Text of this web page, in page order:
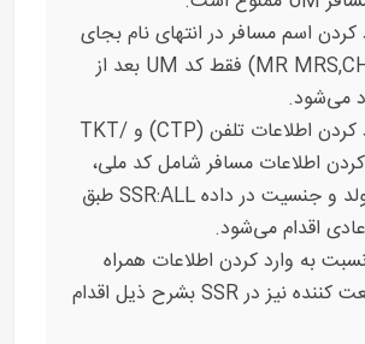
اسم مسافر در انتهای نام بجای
درج کد (MR MRS,CHINE) فقط کد UM بعد از
می‌شود.
پس از وارد کردن اطلاعات تلفن (CTP) و /TKT
اطلاعات مسافر شامل کد ملی،
ملیت، تاریخ تولد و جنسیت در داده SSR:ALL طبق
اقدام می‌شود.
به وارد کردن اطلاعات همراه
کودک یا مشایعت کننده نیز در SSR بشرح ذیل اقدام